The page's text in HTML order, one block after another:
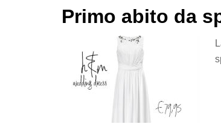
Primo abito da